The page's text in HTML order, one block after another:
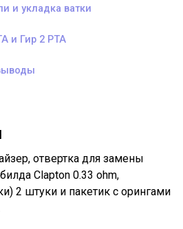
и укладка ватки
и Гир 2 РТА
отвертка для замены
Clapton 0.33 ohm,
2 штуки и пакетик с орингами